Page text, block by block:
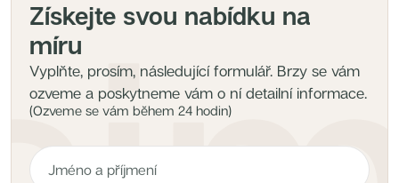
Získejte svou nabídku na
míru
Vyplňte, prosím, následující formulář. Brzy se vám
ozveme a poskytneme vám o ní detailní informace.
(Ozveme se vám během 24 hodin)